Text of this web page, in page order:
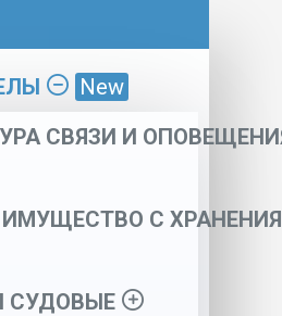
New
СВЯЗИ И
ИМУЩЕСТВО С ХРАНЕНИЯ
СУДОВЫЕ